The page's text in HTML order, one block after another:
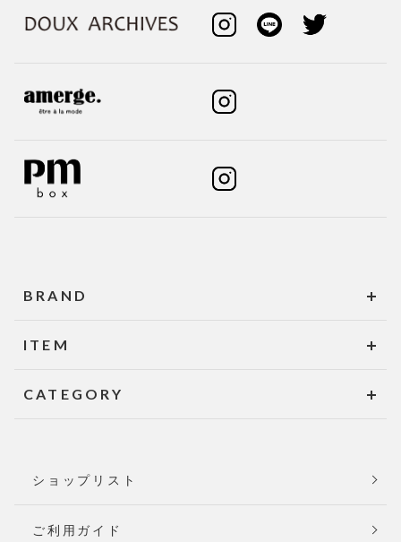
BRAND
ITEM
CATEGORY
ショップリスト
ご利用ガイド